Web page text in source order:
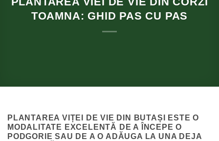
TOAMNA: GHID PAS CU PAS
PLANTAREA VIȚEI DE VIE DIN BUTAȘI ESTE O
MODALITATE EXCELENTĂ DE A ÎNCEPE O
PODGORIE SAU DE A O ADĂUGA LA UNA DEJA